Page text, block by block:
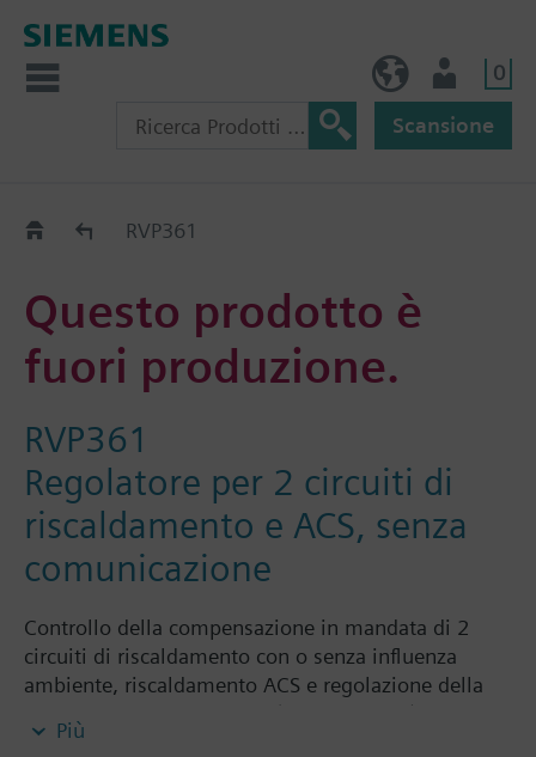
0
Scansione
Old2NewRVP361
Questo prodotto è
fuori produzione.
RVP361
Regolatore per 2 circuiti di
riscaldamento e ACS, senza
comunicazione
Controllo della compensazione in mandata di 2
circuiti di riscaldamento con o senza influenza
ambiente, riscaldamento ACS e regolazione della
temperatura della caldaia. (come RVP360).
A differenza dell'RVP360, non ha la possibilità di
Più